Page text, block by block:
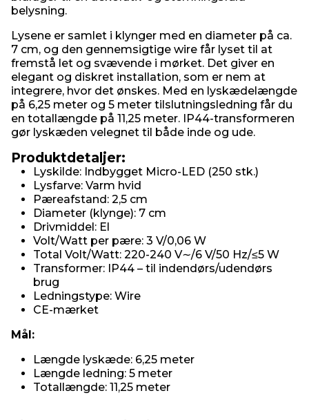
belysning.
Lysene er samlet i klynger med en diameter på ca.
7 cm, og den gennemsigtige wire får lyset til at
fremstå let og svævende i mørket. Det giver en
elegant og diskret installation, som er nem at
integrere, hvor det ønskes. Med en lyskædelængde
på 6,25 meter og 5 meter tilslutningsledning får du
en totallængde på 11,25 meter. IP44-transformeren
gør lyskæden velegnet til både inde og ude.
Produktdetaljer:
Lyskilde: Indbygget Micro-LED (250 stk.)
Lysfarve: Varm hvid
Pæreafstand: 2,5 cm
Diameter (klynge): 7 cm
Drivmiddel: El
Volt/Watt per pære: 3 V/0,06 W
Total Volt/Watt: 220-240 V∼/6 V/50 Hz/≤5 W
Transformer: IP44 – til indendørs/udendørs
brug
Ledningstype: Wire
CE-mærket
Mål:
Længde lyskæde: 6,25 meter
Længde ledning: 5 meter
Totallængde: 11,25 meter